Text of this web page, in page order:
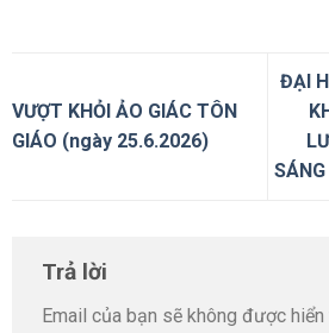
VƯỢT KHỎI ẢO GIÁC TÔN
GIÁO (ngày 25.6.2026)
ĐẠI
Trả lời
Email của bạn sẽ không được